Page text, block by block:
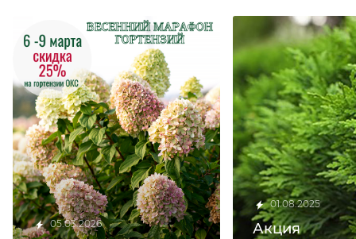
05.03.2026
01.08.2025
Акция